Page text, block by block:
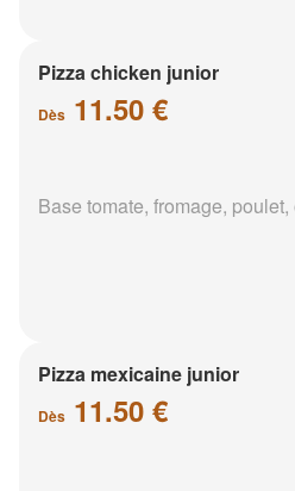
Pizza chicken junior
Dès 11.50 €
Base tomate, fromage,
Pizza mexicaine junior
Dès 11.50 €